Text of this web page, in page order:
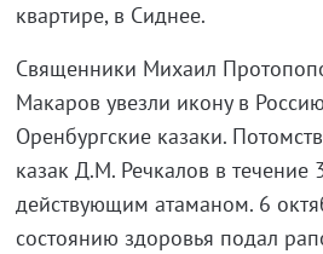
квартире, в Сиднее.
Священники Михаил
Макаров увезли икону в
Оренбургские казаки.
казак Д.М. Речкалов в течение
действующим атаманом. 6
состоянию здоровья подал